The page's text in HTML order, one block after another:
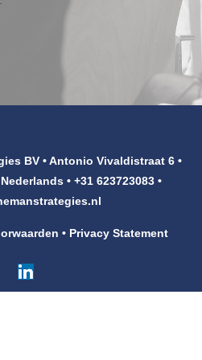
BV • Antonio Vivaldistraat 6 •
• +31 623723083 •
• Privacy Statement